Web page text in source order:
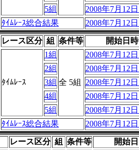
5組
2008年7月12
ﾀｲﾑﾚｰｽ総合結果 2008年7月12
レース区分 組 条件等
開始日時
ﾀｲﾑﾚｰｽ
1組
全 5組
2008年7月12
2組
2008年7月12
3組
2008年7月12
4組
2008年7月12
5組
2008年7月12
ﾀｲﾑﾚｰｽ総合結果 2008年7月12
レース区分 組 条件等
開始